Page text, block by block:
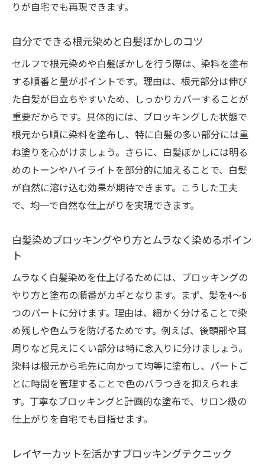
りが自宅でも再現できます。
自分でできる根元染めと白髪ぼかしのコツ
セルフで根元染めや白髪ぼかしを行う際は、染料を塗布
する順番と量がポイントです。理由は、根元部分は伸び
た白髪が目立ちやすいため、しっかりカバーすることが
重要だからです。具体的には、ブロッキングした状態で
根元から順に染料を塗布し、特に白髪の多い部分には重
ね塗りを心がけましょう。さらに、白髪ぼかしには明る
めのトーンやハイライトを部分的に加えることで、白髪
が自然に溶け込む効果が期待できます。こうした工夫
で、均一で自然な仕上がりを実現できます。
白髪染めブロッキングやり方とムラなく染めるポイン
ト
ムラなく白髪染めを仕上げるためには、ブロッキングの
やり方と塗布の順番がカギとなります。まず、髪を4～6
つのパートに分けます。理由は、細かく分けることで染
め残しや色ムラを防げるためです。例えば、後頭部や耳
周りなど見えにくい部分は特に念入りに分けましょう。
染料は根元から毛先に向かって均等に塗布し、パートご
とに時間を管理することで色のバラつきを抑えられま
す。丁寧なブロッキングと計画的な塗布で、サロン級の
仕上がりを自宅でも目指せます。
レイヤーカットを活かすブロッキングテクニック